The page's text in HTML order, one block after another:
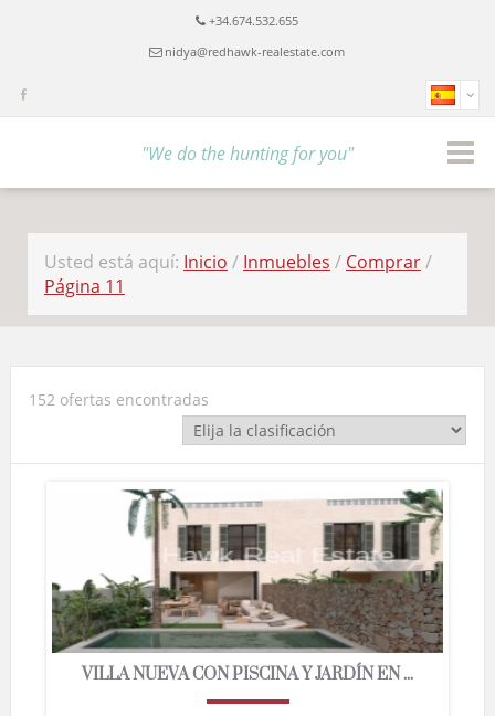
+34.674.532.655
nidya@redhawk-realestate.com
"We do the hunting for you"
Usted está aquí: Inicio / Inmuebles / Comprar/
Página 11
152 ofertas encontradas
VILLA NUEVA CON PISCINA Y JARDÍN EN ...